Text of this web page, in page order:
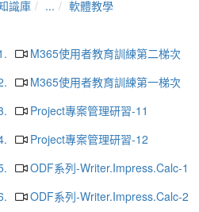
識庫 ... 軟體教學
M365使用者教育訓練第二梯次
M365使用者教育訓練第一梯次
Project專案管理研習-11
Project專案管理研習-12
ODF系列-Writer.Impress.Calc-1
ODF系列-Writer.Impress.Calc-2